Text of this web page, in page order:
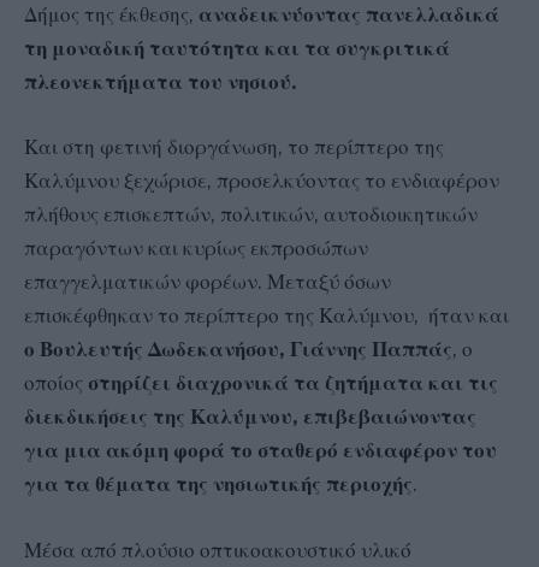
Δήμος της έκθεσης, αναδεικνύοντας πανελλαδικά
τη μοναδική ταυτότητα και τα συγκριτικά
πλεονεκτήματα του νησιού.
Και στη φετινή διοργάνωση, το περίπτερο της
Καλύμνου ξεχώρισε, προσελκύοντας το ενδιαφέρον
πλήθους επισκεπτών, πολιτικών, αυτοδιοικητικών
παραγόντων και κυρίως εκπροσώπων
επαγγελματικών φορέων. Μεταξύ όσων
επισκέφθηκαν το περίπτερο της Καλύμνου, ήταν και
ο Βουλευτής Δωδεκανήσου, Γιάννης Παππάς, ο
οποίος στηρίζει διαχρονικά τα ζητήματα και τις
διεκδικήσεις της Καλύμνου, επιβεβαιώνοντας
για μια ακόμη φορά το σταθερό ενδιαφέρον του
για τα θέματα της νησιωτικής περιοχής.
Μέσα από πλούσιο οπτικοακουστικό υλικό